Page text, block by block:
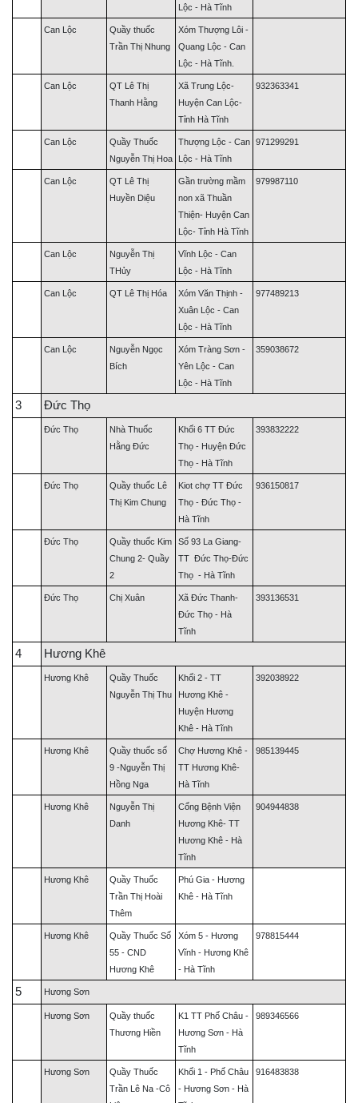
Lộc - Hà Tĩnh
Can Lộc
Quầy thuốc
Trần Thị Nhung
Xóm Thượng Lôi -
Quang Lộc - Can
Lộc - Hà Tĩnh.
Can Lộc
QT Lê Thị
Thanh Hằng
Xã Trung Lộc-
Huyện Can Lộc-
Tỉnh Hà Tĩnh
932363341
Can Lộc
Quầy Thuốc
Nguyễn Thị Hoa
Thượng Lộc - Can
Lộc - Hà Tĩnh
971299291
Can Lộc
QT Lê Thị
Huyền Diệu
Gần trường mầm
non xã Thuần
Thiện- Huyện Can
Lộc- Tỉnh Hà Tĩnh
979987110
Can Lộc
Nguyễn Thị
THủy
Vĩnh Lộc - Can
Lộc - Hà Tĩnh
Can Lộc QT Lê Thị Hóa
Xóm Văn Thịnh -
Xuân Lộc - Can
Lộc - Hà Tĩnh
977489213
Can Lộc
Nguyễn Ngọc
Bích
Xóm Tràng Sơn -
Yên Lộc - Can
Lộc - Hà Tĩnh
359038672
3 Đức Thọ
Đức Thọ
Nhà Thuốc
Hằng Đức
Khối 6 TT Đức
Thọ - Huyện Đức
Thọ - Hà Tĩnh
393832222
Đức Thọ
Quầy thuốc Lê
Thị Kim Chung
Kiot chợ TT Đức
Thọ - Đức Thọ -
Hà Tĩnh
936150817
Đức Thọ
Quầy thuốc Kim
Chung 2- Quầy
2
Số 93 La Giang-
TT Đức Thọ-Đức
Thọ - Hà Tĩnh
Đức Thọ Chị Xuân
Xã Đức Thanh-
Đức Thọ - Hà
Tĩnh
393136531
4 Hương Khê
Hương Khê
Quầy Thuốc
Nguyễn Thị Thu
Khối 2 - TT
Hương Khê -
Huyện Hương
Khê - Hà Tĩnh
392038922
Hương Khê
Quầy thuốc số
9 -Nguyễn Thị
Hồng Nga
Chợ Hương Khê -
TT Hương Khê-
Hà Tĩnh
985139445
Hương Khê
Nguyễn Thị
Danh
Cổng Bệnh Viện
Hương Khê- TT
Hương Khê - Hà
Tĩnh
904944838
Hương Khê
Quầy Thuốc
Trần Thị Hoài
Thêm
Phú Gia - Hương
Khê - Hà Tĩnh
Hương Khê
Quầy Thuốc Số
55 - CND
Hương Khê
Xóm 5 - Hương
Vĩnh - Hương Khê
- Hà Tĩnh
978815444
5 Hương Sơn
Hương Sơn
Quầy thuốc
Thương Hiền
K1 TT Phố Châu -
Hương Sơn - Hà
Tĩnh
989346566
Hương Sơn
Quầy Thuốc
Trần Lê Na -Cô
Khối 1 - Phố Châu
- Hương Sơn - Hà
916483838